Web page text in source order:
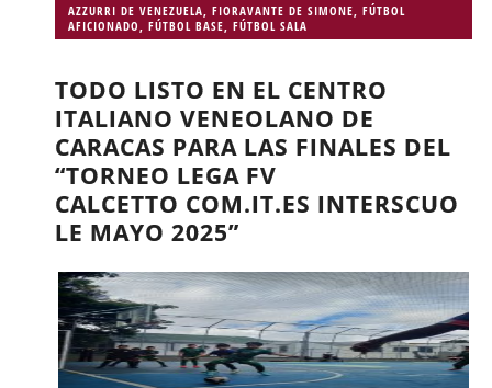
AZZURRI DE VENEZUELA FIORAVANTE DE SIMONE FÚTBOL
AFICIONADO
FÚTBOL BASE FÚTBOL SALA
TODO LISTO EN EL CENTRO
ITALIANO VENEOLANO DE
CARACAS PARA LAS FINALES DEL
“TORNEO LEGA FV
CALCETTO COM.IT.ES INTERSCUO
LE MAYO 2025”